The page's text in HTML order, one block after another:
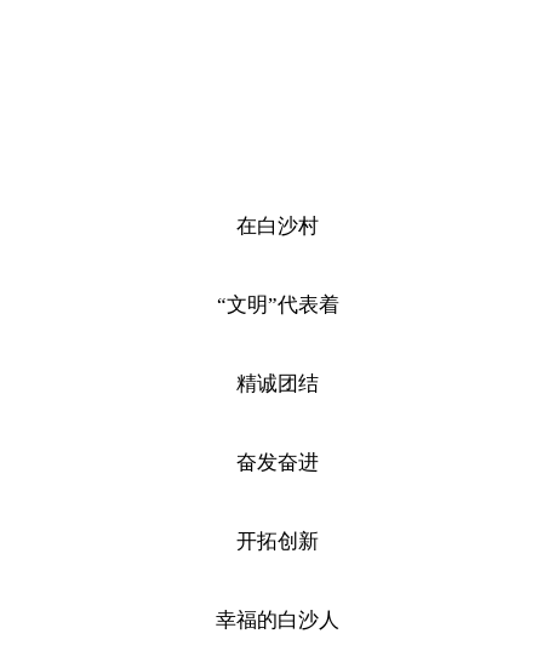
在白沙村
“文明”代表着
精诚团结
奋发奋进
开拓创新
幸福的白沙人